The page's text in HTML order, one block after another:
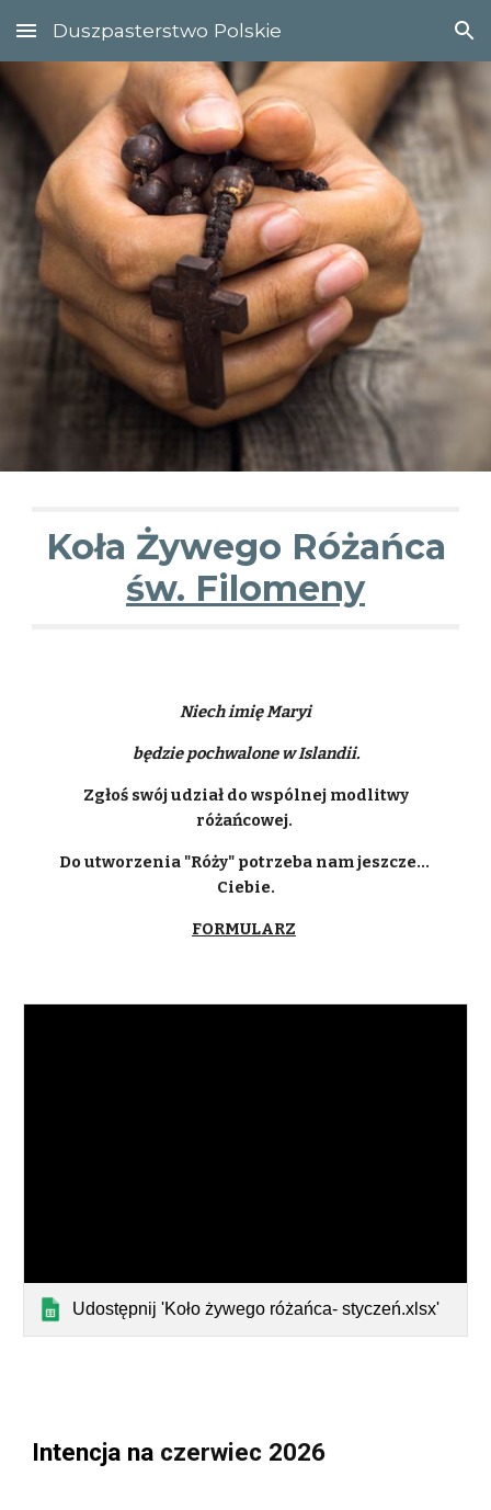
Skip to main content Skip to navigation
Duszpasterstwo Polskie
Koła Żywego Różańca
św. Filomeny
Niech imię Maryi
będzie pochwalone w Islandii.
Zgłoś swój udział do wspólnej modlitwy
różańcowej.
Do utworzenia "Róży" potrzeba nam jeszcze...
Ciebie.
FORMULARZ
Udostępnij 'Koło żywego różańca- styczeń.xlsx'
Intencja na czerwiec 2026